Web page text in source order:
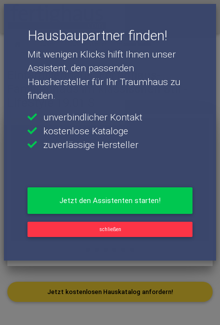
Hausbaupartner finden!
Mit wenigen Klicks hilft Ihnen unser
Assistent, den passenden
Haushersteller für Ihr Traumhaus zu
finden.
unverbindlicher Kontakt
kostenlose Kataloge
zuverlässige Hersteller
Jetzt den Assistenten starten!
schließen
Haushersteller
massa haus - Häuser
LifeStyle 19.01 S
Einfamilienhaus: Fertighaus-
Familienhaus im klassischen Stil -
LifeStyle 19.01 S
Jetzt kostenlosen Hauskatalog anfordern!